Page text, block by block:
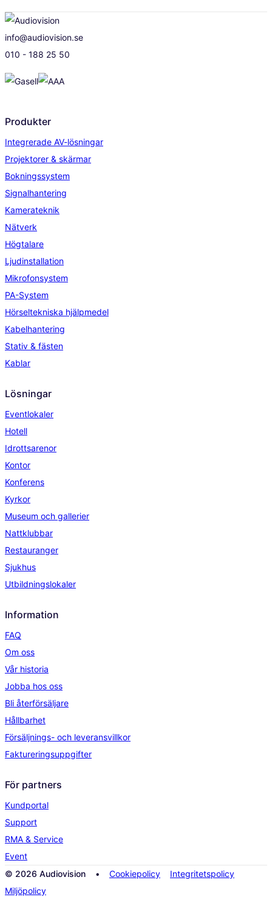
info@audiovision.se
010 - 188 25 50
Produkter
Integrerade AV-lösningar
Projektorer & skärmar
Bokningssystem
Signalhantering
Kamerateknik
Nätverk
Högtalare
Ljudinstallation
Mikrofonsystem
PA-System
Hörseltekniska hjälpmedel
Kabelhantering
Stativ & fästen
Kablar
Lösningar
Eventlokaler
Hotell
Idrottsarenor
Kontor
Konferens
Kyrkor
Museum och gallerier
Nattklubbar
Restauranger
Sjukhus
Utbildningslokaler
Information
FAQ
Om oss
Vår historia
Jobba hos oss
Bli återförsäljare
Hållbarhet
Försäljnings- och leveransvillkor
Faktureringsuppgifter
För partners
Kundportal
Support
RMA & Service
Event
© 2026 Audiovision •
Cookiepolicy
Integritetspolicy
Miljöpolicy